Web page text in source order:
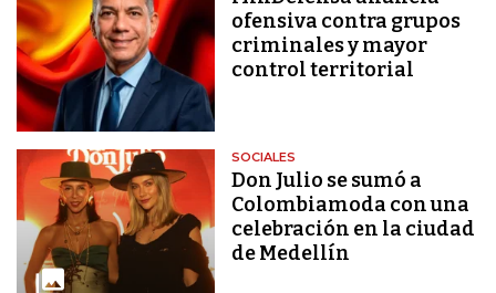
ofensiva contra grupos
criminales y mayor
control territorial
SOCIALES
Don Julio se sumó a
Colombiamoda con una
celebración en la ciudad
de Medellín